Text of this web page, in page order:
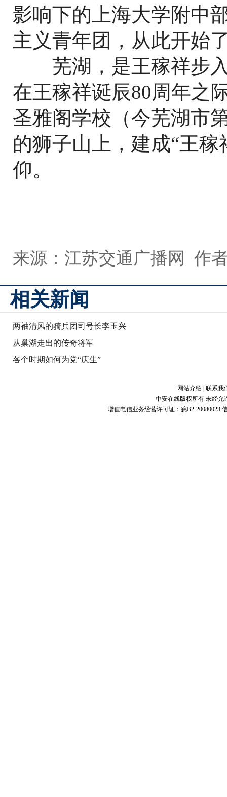
影响下的上海大学附中
主义青年团，从此开始
芜湖，是王稼祥步入
在王稼祥诞辰80周年之
圣雅阁学校（今芜湖市
的狮子山上，建成“王
仰。
来源：江苏交通广播网 作
相关新闻
两袖清风的骑兵团司号长李玉兴
从巢湖走出的传奇将军
各个时期如何为党“庆生”
网站介绍
联系我
中安在线版权所有 未经
增值电信业务经营许可证：皖B2-20080023